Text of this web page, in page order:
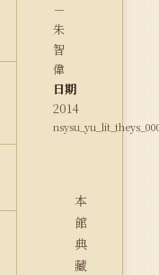
－
朱
智
偉
日期
2014
本
館
典
藏